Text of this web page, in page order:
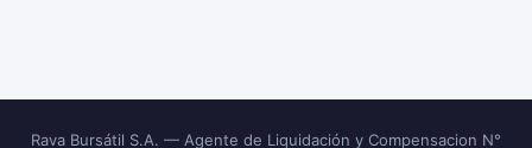
Rava Bursátil S.A. — Agente de Liquidación y Compensacion N°